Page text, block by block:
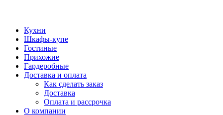
Кухни
Шкафы-купе
Гостиные
Прихожие
Гардеробные
Доставка и оплата
Как сделать заказ
Доставка
Оплата и рассрочка
О компании